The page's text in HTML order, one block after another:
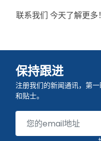
联系我们 今天了解更多！
保持跟进
注册我们的新闻通讯，第
和贴士。